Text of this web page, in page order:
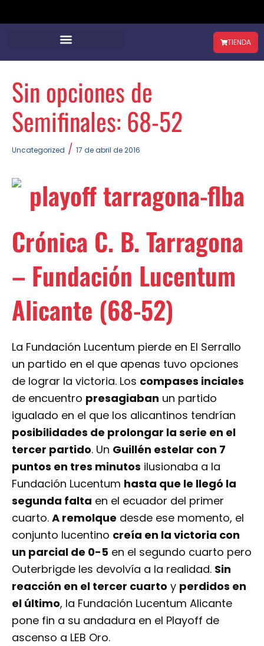
TIENDA
Sin opciones de
Semifinales: 68-52
Uncategorized / 17 de abril de 2016
Crónica C. B. Tarragona
– Fundación Lucentum
Alicante (68-52)
La Fundación Lucentum pierde en El Serrallo
un partido en el que apenas tuvo opciones
de lograr la victoria. Los compases inciales
de encuentro presagiaban un partido
igualado en el que los alicantinos tendrían
posibilidades de prolongar la serie en el
tercer partido. Un Guillén estelar con 7
puntos en tres minutos ilusionaba a la
Fundación Lucentum hasta que le llegó la
segunda falta en el ecuador del primer
cuarto. A remolque desde ese momento, el
conjunto lucentino creía en la victoria con
un parcial de 0-5 en el segundo cuarto pero
Outerbrigde les devolvía a la realidad. Sin
reacción en el tercer cuarto y perdidos en
el último, la Fundación Lucentum Alicante
pone fin a su andadura en el Playoff de
ascenso a LEB Oro.